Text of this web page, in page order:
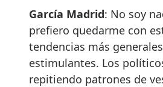
García Madrid: No soy
prefiero quedarme con
tendencias más
estimulantes. Los
repitiendo patrones de